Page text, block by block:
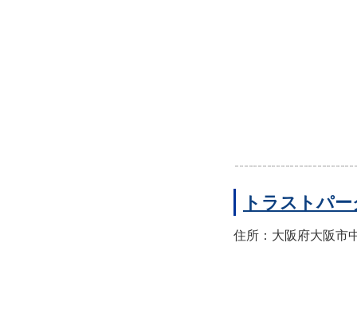
トラストパ
住所：大阪府大阪市